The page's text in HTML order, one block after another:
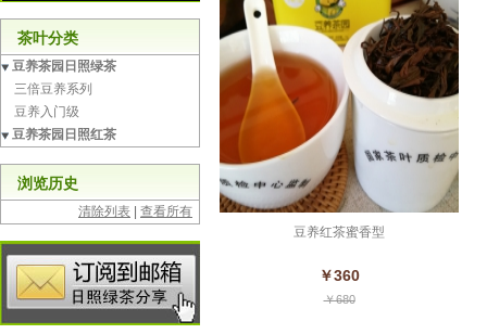
茶叶分类
豆养茶园日照绿茶
三倍豆养系列
豆养入门级
豆养茶园日照红茶
浏览历史
清除列表 查看所有
豆养红茶蜜香型
￥360
￥680